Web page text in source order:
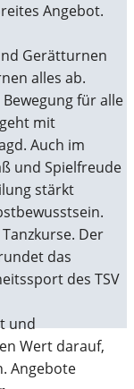
Angebot.
Gerätturnen
alles ab.
für alle
mit
Auch im
und Spielfreude
stärkt
Der
das
des TSV
und
Wert darauf,
Angebote